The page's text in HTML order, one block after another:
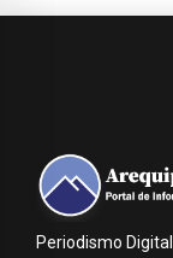
Periodismo